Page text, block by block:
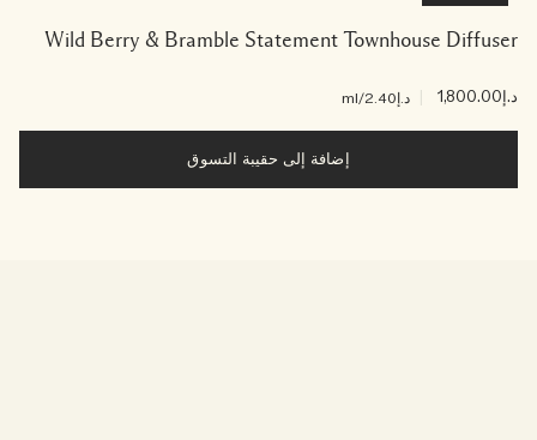
Wild Berry & Bramble Statement Townhouse Diffuser
د.إ1,800.00 د.إ2.40 /ml
إضافة إلى حقيبة التسوق